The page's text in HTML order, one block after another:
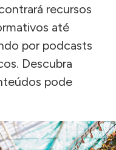
recursos
até
por podcasts
Descubra
pode